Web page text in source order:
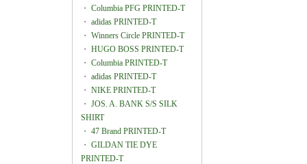
・ Columbia PFG PRINTED-T
・ adidas PRINTED-T
・ Winners Circle PRINTED-T
・ HUGO BOSS PRINTED-T
・ Columbia PRINTED-T
・ adidas PRINTED-T
・ NIKE PRINTED-T
・ JOS. A. BANK S/S SILK
SHIRT
・ 47 Brand PRINTED-T
・ GILDAN TIE DYE
PRINTED-T